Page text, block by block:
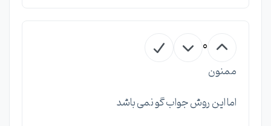
0
ممنون
اما این روش جواب گو نمی باشد